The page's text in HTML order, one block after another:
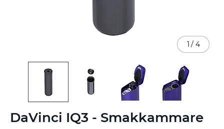
DaVinci IQ3 - Smakkammare
1 / 4
till